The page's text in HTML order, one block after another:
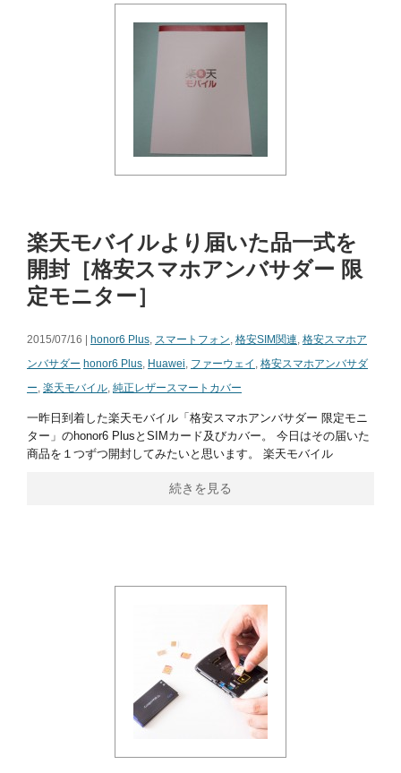
楽天モバイルより届いた品一式を
開封［格安スマホアンバサダー 限
定モニター］
2015/07/16 | honor6 Plus, スマートフォン, 格安SIM関連, 格安スマホア
ンバサダー honor6 Plus, Huawei, ファーウェイ , 格安スマホアンバサダ
ー, 楽天モバイル, 純正レザースマートカバー
一昨日到着した楽天モバイル「格安スマホアンバサダー 限定モニ
ター」のhonor6 PlusとSIMカード及びカバー。 今日はその届いた
商品を１つずつ開封してみたいと思います。 楽天モバイル
続きを見る